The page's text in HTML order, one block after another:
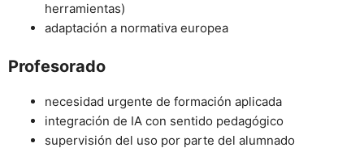
herramientas)
adaptación a normativa europea
Profesorado
necesidad urgente de formación aplicada
integración de IA con sentido pedagógico
supervisión del uso por parte del alumnado